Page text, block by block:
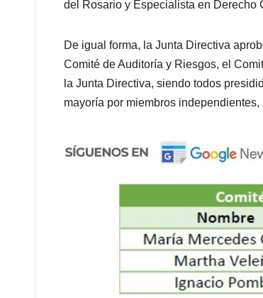
del Rosario y Especialista en Derecho
De igual forma, la Junta Directiva
Comité de Auditoría y Riesgos, el
la Junta Directiva, siendo todos
mayoría por miembros independientes,